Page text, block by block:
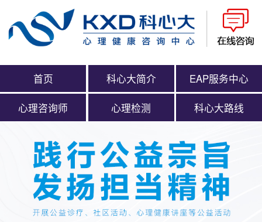
首页 科心大简介 EAP服务中心
心理咨询师 心理检测 科心大路线